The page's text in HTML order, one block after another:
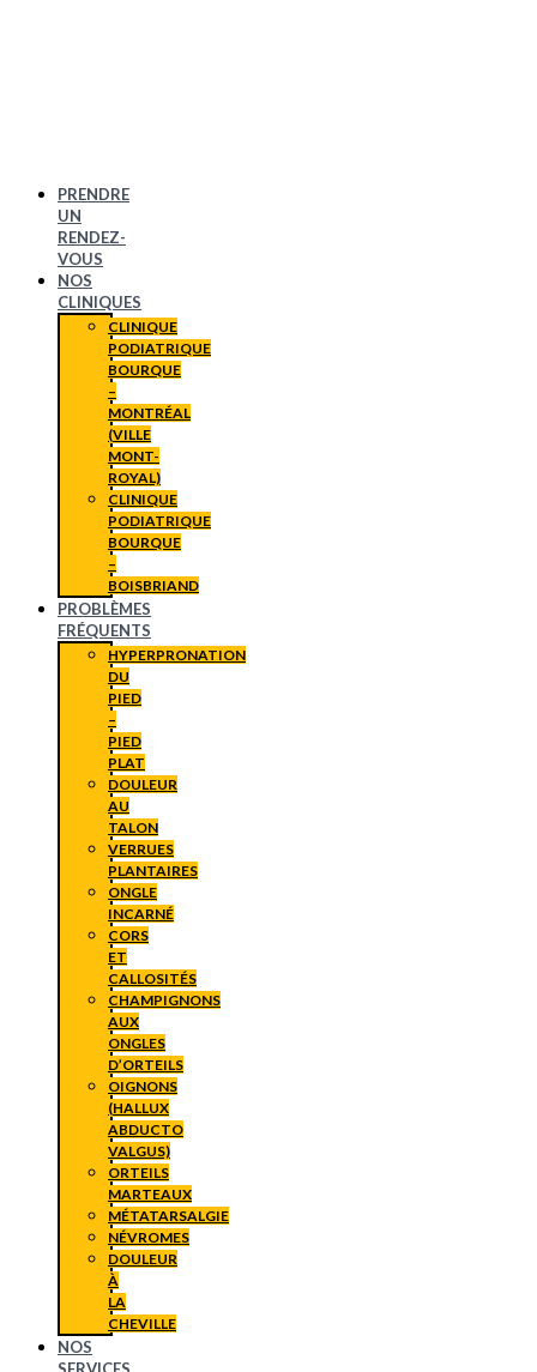
PRENDRE
UN
RENDEZ-
VOUS
NOS
CLINIQUES
CLINIQUE
PODIATRIQUE
BOURQUE
–
MONTRÉAL
(VILLE
MONT-
ROYAL)
CLINIQUE
PODIATRIQUE
BOURQUE
–
BOISBRIAND
PROBLÈMES
FRÉQUENTS
HYPERPRONATION
DU
PIED
–
PIED
PLAT
DOULEUR
AU
TALON
VERRUES
PLANTAIRES
ONGLE
INCARNÉ
CORS
ET
CALLOSITÉS
CHAMPIGNONS
AUX
ONGLES
D’ORTEILS
OIGNONS
(HALLUX
ABDUCTO
VALGUS)
ORTEILS
MARTEAUX
MÉTATARSALGIE
NÉVROMES
DOULEUR
À
LA
CHEVILLE
NOS